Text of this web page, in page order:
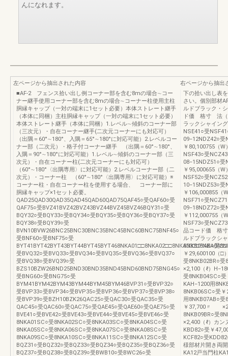
んになれます。
左ページから抽出された内容
■AF-2 フェンス拾い出し例コーナー部を含む8mの場合∼コー
ナー継手使用コーナー部を含む8mの場合∼コーナー柱使用主柱
胴縁キャップ（一対の端末に1セット必要）本体ストレート継手
（本体に同梱）主柱胴縁キャップ（一対の端末に1セット必要）
本体ストレート継手（本体に同梱）1.レベル∼傾斜のコーナー部
（三次元）・自在コーナー継手(二次元コーナーにも対応可）
（出隅＝60°∼180°、入隅＝65°∼180°に対応可能）2.レベルコー
ナー部（二次元）・格子付コーナー継手 （出隅＝60°∼180°、
入隅＝90°∼180°に対応可能）1.レベル∼傾斜のコーナー部（三
次元）・自在コーナー柱(二次元コーナーにも対応可）
（60°∼180°〈出隅専用〉に対応可能）2.レベルコーナー部（二
次元）・コーナー柱 （60°∼180°〈出隅専用〉に対応可能）※
コーナー柱・自在コーナー柱を使用する場合、 コーナー部に
胴縁キャップ×1セット必要。
QAD25QAD30QAD35QAD45QAD60QAD75QAF45○受QAF60○受
QAF75○受BVZ41BVZ42BVZ43BVZ44BVZ45BVZ46BQY31○受
BQY32○受BQY33○受BQY34○受BQY35○受BQY36○受BQY37○受
BQY38○受BQY39○受
BVN10BVW26BNC25BNC30BNC35BNC45BNC60BNC75BNF45○
受BNF60○受BNF75○受
受BVQ32○受BVQ33○受BVQ34○受BVQ35○受BVQ36○受BVQ37○
受BVQ38○受BVQ39○受
BZS10BZW26BND25BND30BND35BND45BND60BND75BNG45○
受BNG60○受BNG75○受
BYM41BYM42BYM43BYM44BYM45BYM46BVP31○受BVP32○
受BVP33○受BVP34○受BVP35○受BVP36○受BVP37○受BVP38○
受BVP39○受BZH10BZK26QAC25○受QAC30○受QAC35○受
QAC45○受QAC60○受QAC75○受QAE45○受QAE60○受QAE75○受
BVE41○受BVE42○受BVE43○受BVE44○受BVE45○受BVE46○受
8NKA01SC○受8NKA02SC○受8NKA03SC○受8NKA04SC○受
8NKA05SC○受8NKA06SC○受8NKA07SC○受8NKA08SC○受
8NKA09SC○受8NKA10SC○受8NKA11SC○受8NKA12SC○受
BQZ31○受BQZ32○受BQZ33○受BQZ34○受BQZ35○受BQZ36○受
BQZ37○受BQZ38○受BQZ39○受BWB10○受BWC26○受
右ページから抽出
下の拾い出し表
さい。個別部材
ルドブラック・
ド価 格寸 法（
ラックシャイン
NSE41○受
09−12NDZ42○受
￥80,100755（
NSF43○受
08−15NDZ51○受
￥95,000655（
NSF52○受
10−15NDZ53○受
￥106,000855（
NSF71○受
09−18NDZ72○受
￥112,000755（
NSF73○受
品コード価 格
ルドブラックシ
8NKB01AB○受
￥29,600100（□
受8NKB02BR○
×2,100（ℓ）
受8NKB04SC○
KAH−1200用
8NKB06SC○受
用8NKB07AB○受
￥37,700〃
8NKB09BR○受
×2,400（ℓ）カン
KBD82○受￥
KCF82○受
様部材片開き両
KA12戸当門柱